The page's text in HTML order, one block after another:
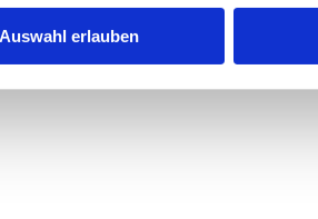
Auswahl erlauben